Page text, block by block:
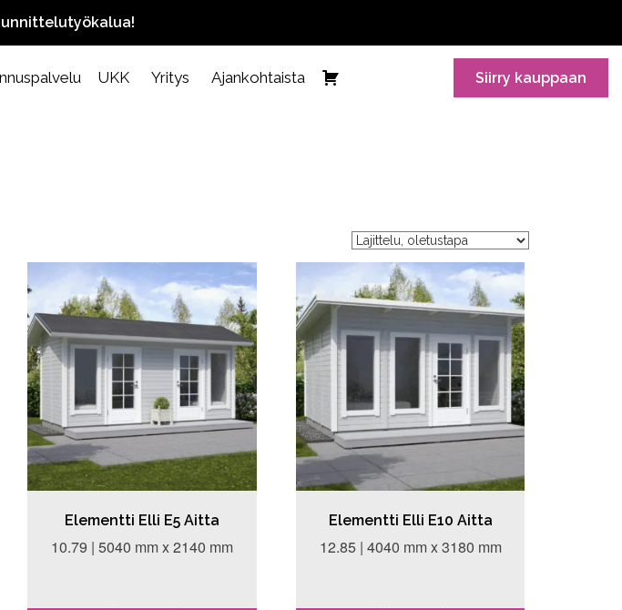
UKK Yritys Ajankohtaista Siirry kauppaan
Elementti Elli E5 Aitta
10.79 | 5040 mm x 2140 mm
Elementti Elli E10 Aitta
12.85 | 4040 mm x 3180 mm